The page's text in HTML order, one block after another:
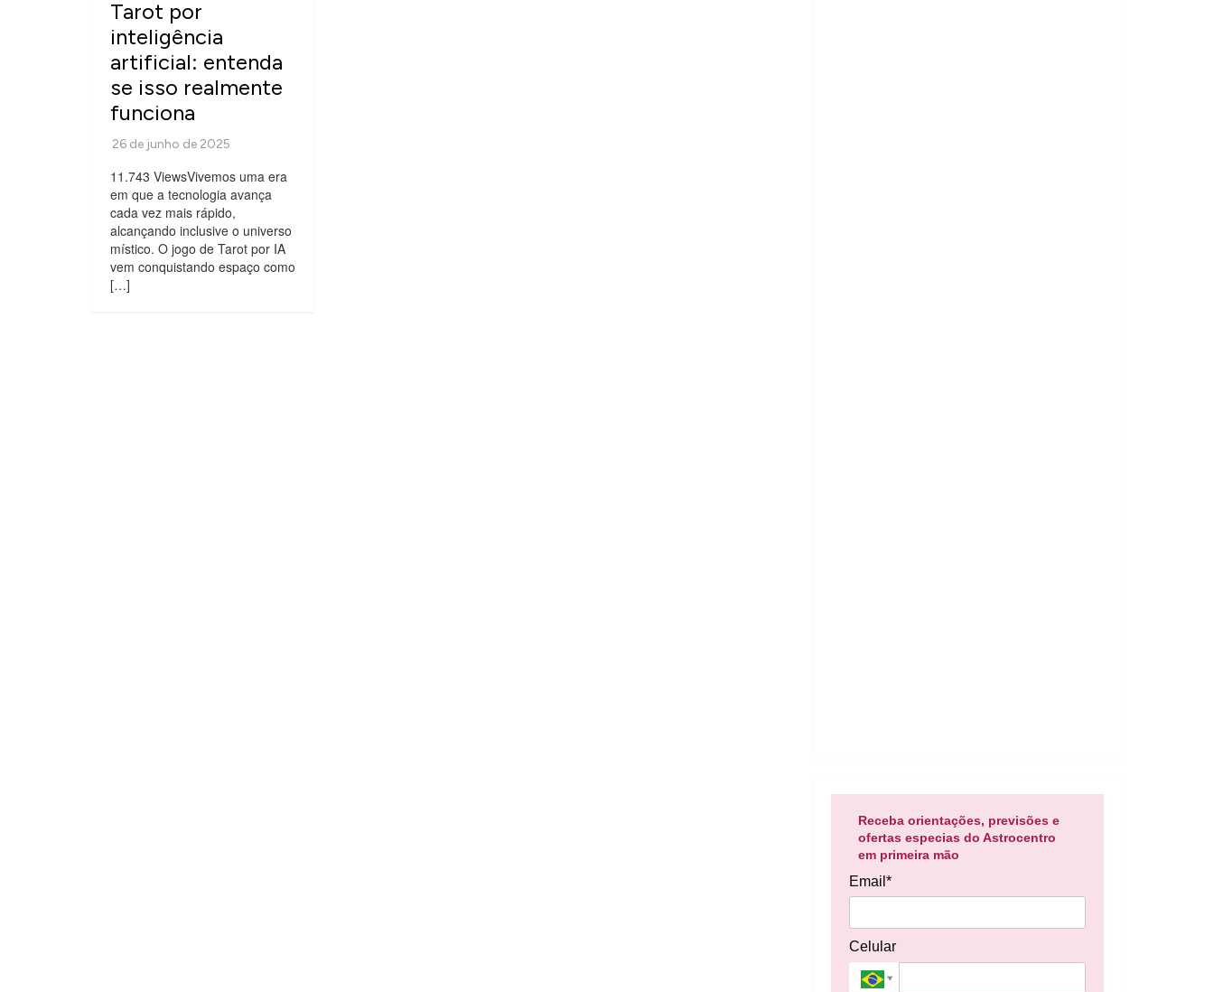
Tarot por
inteligência
artificial: entenda
se isso realmente
funciona
11.743 ViewsVivemos uma era
em que a tecnologia avança
cada vez mais rápido,
alcançando inclusive o universo
místico. O jogo de Tarot por IA
vem conquistando espaço como
[…]
Receba orientações, previsões e
ofertas especias do Astrocentro
em primeira mão
Email*
Celular